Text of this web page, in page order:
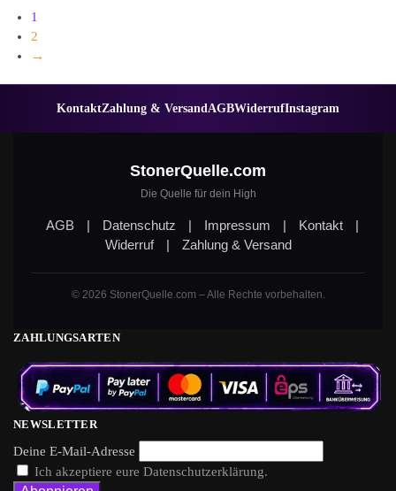
1
2
→
KontaktZahlung & VersandAGBWiderrufInstagram
StonerQuelle.com
Die Quelle für dein High
AGB | Datenschutz | Impressum | Kontakt
|
Widerruf
| Zahlung & Versand
© 2026 StonerQuelle.com – Alle Rechte vorbehalten.
ZAHLUNGSARTEN
NEWSLETTER
Deine E-Mail-Adresse
Ich akzeptiere eure Datenschutzerklärung.